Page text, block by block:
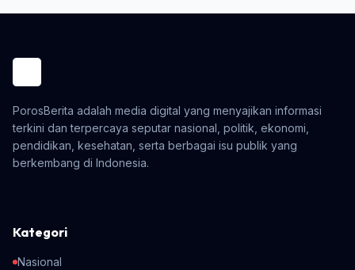
PorosBerita adalah media digital yang menyajikan informasi
terkini dan terpercaya seputar nasional, politik, ekonomi,
pendidikan, kesehatan, serta berbagai isu publik yang
berkembang di Indonesia.
Kategori
Nasional